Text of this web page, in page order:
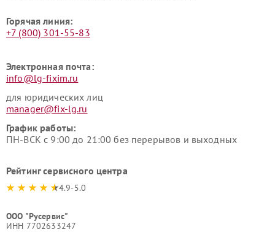
Горячая линия:
+7 (800) 301-55-83
Электронная почта:
info@lg-fixim.ru
для юридических лиц
manager@fix-lg.ru
График работы:
ПН-ВСК с 9:00 до 21:00 без перерывов и выходных
Рейтинг сервисного центра
4.9-5.0
ООО "Русервис"
ИНН 7702633247